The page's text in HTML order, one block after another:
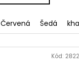
Červená Šedá
Kód: